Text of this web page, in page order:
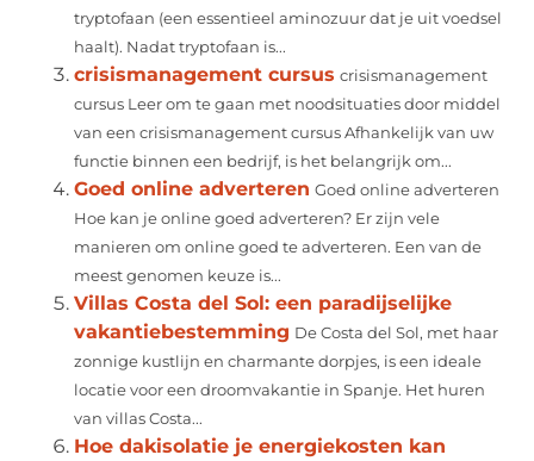
tryptofaan (een essentieel aminozuur dat je uit voedsel
haalt). Nadat tryptofaan is...
crisismanagement cursus crisismanagement
cursus Leer om te gaan met noodsituaties door middel
van een crisismanagement cursus Afhankelijk van uw
functie binnen een bedrijf, is het belangrijk om...
Goed online adverteren Goed online adverteren
Hoe kan je online goed adverteren? Er zijn vele
manieren om online goed te adverteren. Een van de
meest genomen keuze is...
Villas Costa del Sol: een paradijselijke
vakantiebestemming De Costa del Sol, met haar
zonnige kustlijn en charmante dorpjes, is een ideale
locatie voor een droomvakantie in Spanje. Het huren
van villas Costa...
Hoe dakisolatie je energiekosten kan